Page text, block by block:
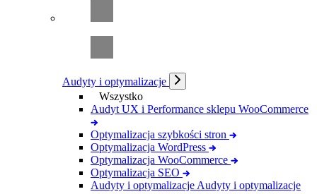
Audyty i optymalizacje
Wszystko
Audyt UX i Performance sklepu WooCommerce
Optymalizacja szybkości stron
Optymalizacja WordPress
Optymalizacja WooCommerce
Optymalizacja SEO
Audyty i optymalizacje Audyty i optymalizacje